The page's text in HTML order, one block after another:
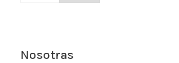
Nosotras